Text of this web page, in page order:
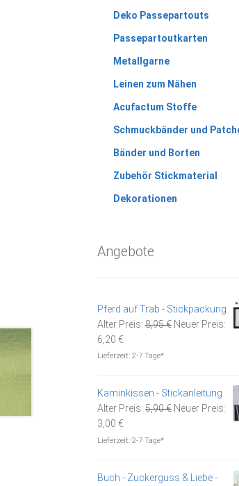
Deko Passepartouts
Passepartoutkarten
Metallgarne
Leinen zum Nähen
Acufactum Stoffe
Schmuckbänder und
Bänder und Borten
Zubehör Stickmaterial
Dekorationen
Angebote
Pferd auf Trab - Stickpackung
Alter Preis: 8,95€ Ursprünglicher
Neuer Preis:
6,20 €Aktueller
Preis
Lieferzeit:2-7 Tage*
Kaminkissen - Stickanleitung
Alter Preis: 5,90€ Ursprünglicher
Neuer Preis:
3,00 €Aktueller
Preis
Lieferzeit:2-7 Tage*
Buch - Zuckerguss & Liebe -